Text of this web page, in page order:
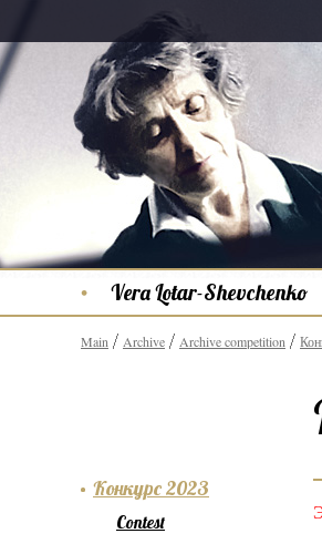
Vera Lotar-Shevchenko
Main Archive Archive competition
Конкурс 2023
Contest